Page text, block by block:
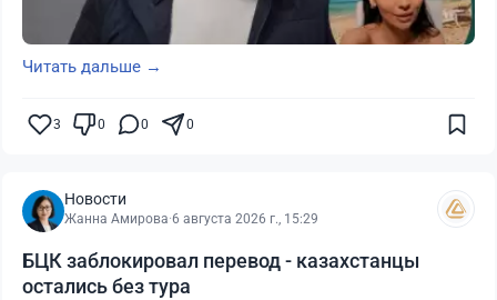
Читать дальше →
3 0 0 0
Новости
Жанна Амирова·6 августа 2026 г., 15:29
БЦК заблокировал перевод - казахстанцы
остались без тура